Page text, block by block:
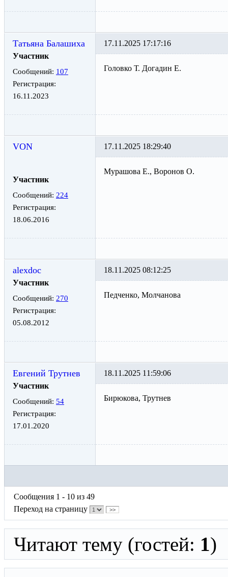
Татьяна Балашиха
Участник
Сообщений: 107
Регистрация:
16.11.2023
17.11.2025 17:17:16
Головко Т. Догадин Е.
VON
Участник
Сообщений: 224
Регистрация:
18.06.2016
17.11.2025 18:29:40
Мурашова Е., Воронов О.
alexdoc
Участник
Сообщений: 270
Регистрация:
05.08.2012
18.11.2025 08:12:25
Педченко, Молчанова
Евгений Трутнев
Участник
Сообщений: 54
Регистрация:
17.01.2020
18.11.2025 11:59:06
Бирюкова, Трутнев
Сообщения 1 - 10 из 49
Переход на страницу
>>
Читают тему (гостей: 1)